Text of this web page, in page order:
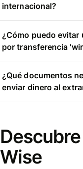
internacional?
¿Cómo puedo evitar
por transferencia
¿Qué documentos
enviar dinero al
Wise